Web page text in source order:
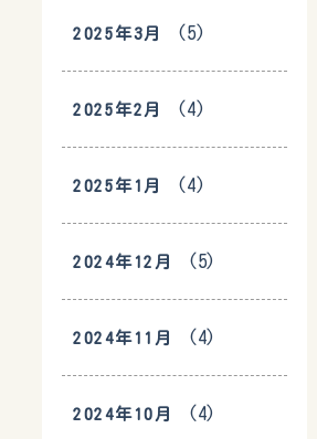
2025年3月 (5)
2025年2月 (4)
2025年1月 (4)
2024年12月 (5)
2024年11月 (4)
2024年10月 (4)